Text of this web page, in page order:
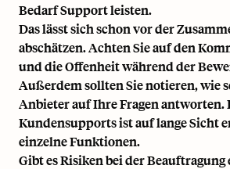
Bedarf Support leisten.
Das lässt sich schon vor der
abschätzen. Achten Sie auf den
und die Offenheit während der
Außerdem sollten Sie notieren, wie
Anbieter auf Ihre Fragen antworten.
Kundensupports ist auf lange Sicht
einzelne Funktionen.
Gibt es Risiken bei der Beauftragung